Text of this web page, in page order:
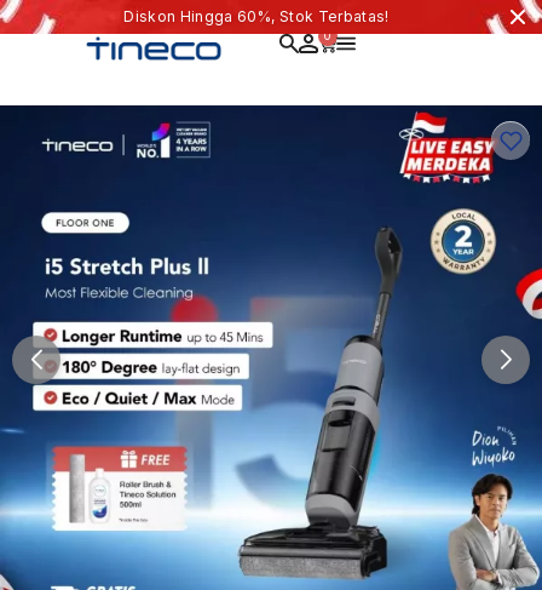
Diskon Hingga 60%, Stok Terbatas!
0